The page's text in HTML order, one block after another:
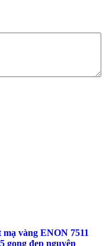
vàng ENON 7511
gọng đẹp nguyên